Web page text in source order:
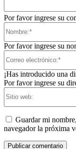
Por favor ingrese su
Por favor ingrese su
¡Has introducido una
Por favor ingrese su
Guardar mi
navegador la próxima